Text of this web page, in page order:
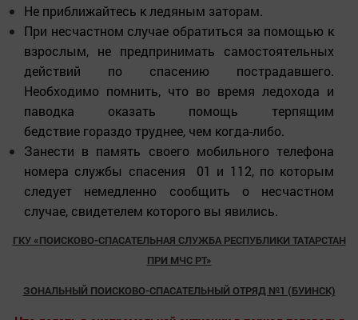
Не приближайтесь к ледяным заторам.
При несчастном случае обратиться за помощью к
взрослым, не предпринимать самостоятельных
действий по спасению пострадавшего.
Необходимо помнить, что во время ледохода и
паводка оказать помощь терпящим
бедствие гораздо труднее, чем когда-либо.
Занести в память своего мобильного телефона
номера службы спасения 01 и 112, по которым
следует немедленно сообщить о несчастном
случае, свидетелем которого вы явились.
ГКУ «ПОИСКОВО-СПАСАТЕЛЬНАЯ СЛУЖБА РЕСПУБЛИКИ ТАТАРСТАН
ПРИ МЧС РТ»
ЗОНАЛЬНЫЙ ПОИСКОВО-СПАСАТЕЛЬНЫЙ ОТРЯД №1 (БУИНСК)